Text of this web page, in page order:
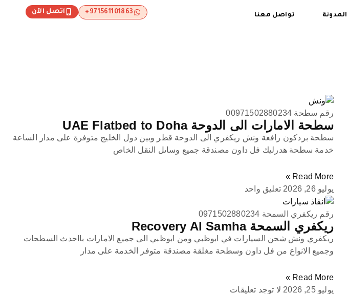
المدونة تواصل معنا اتصل الآن 971561101863+
رقم سطحة 00971502880234
سطحة الامارات الى الدوحة UAE Flatbed to Doha
سطحة بردكون رافعة ونش ريكفري الى الدوحة قطر وبين دول الخليج متوفرة على مدار الساعة
خدمة سطحة هدرليك فل داون مصندقة جميع وساىل النقل الخاص
Read More »
يوليو 26, 2026
تعليق واحد
رقم ريكفري السمحة 0971502880234
ريكفري السمحة Recovery Al Samha
ريكفري ونش شحن السيارات في ابوظبي ومن ابوظبي الى جميع الامارات بااحدث السطحات
وجميع الانواع من فل داون وسطحة مغلقة مصندقة متوفر الخدمة على مدار
Read More »
يوليو 25, 2026
لا توجد تعليقات